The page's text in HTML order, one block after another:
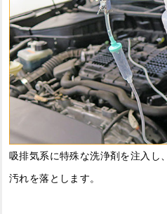
吸排気系に特殊な洗浄剤を注入し
汚れを落とします。